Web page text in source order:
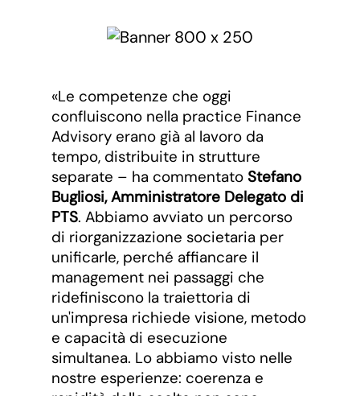
«Le competenze che oggi
confluiscono nella practice Finance
Advisory erano già al lavoro da
tempo, distribuite in strutture
separate – ha commentato Stefano
Bugliosi, Amministratore Delegato di
PTS. Abbiamo avviato un percorso
di riorganizzazione societaria per
unificarle, perché affiancare il
management nei passaggi che
ridefiniscono la traiettoria di
un'impresa richiede visione, metodo
e capacità di esecuzione
simultanea. Lo abbiamo visto nelle
nostre esperienze: coerenza e